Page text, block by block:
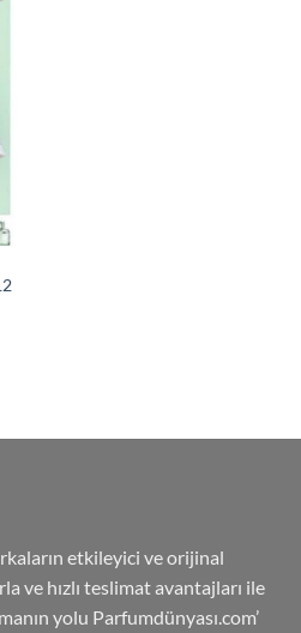
etkileyici ve orijinal
ve hızlı teslimat avantajları ile
yolu Parfumdünyası.com’